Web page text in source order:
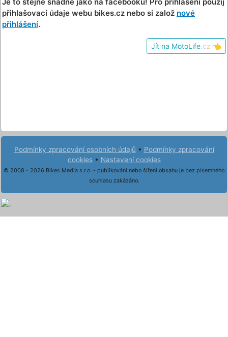
přihlašovací údaje webu bikes.cz nebo si založ nové
přihlášení.
Jít na MotoLife .cz 👈
Podmínky zpracování osobních údajů • Podmínky zpracování
cookies• Nastavení cookies
© 2008 - 2026 Bikes Media s.r.o. - publikování nebo šíření obsahu je bez písemného
souhlasu zakázáno.